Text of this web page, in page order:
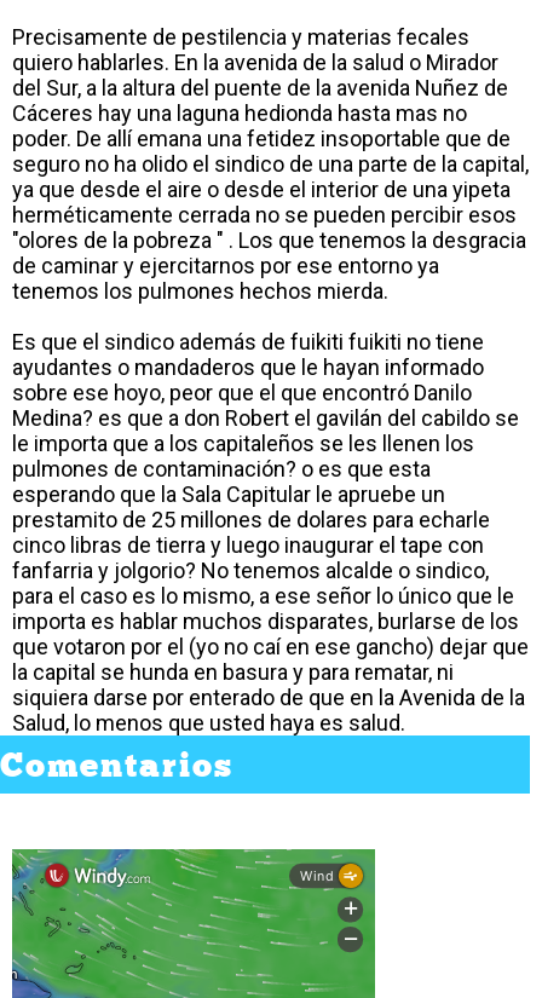
Precisamente de pestilencia y materias fecales
quiero hablarles. En la avenida de la salud o Mirador
del Sur, a la altura del puente de la avenida Nuñez de
Cáceres hay una laguna hedionda hasta mas no
poder. De allí emana una fetidez insoportable que de
seguro no ha olido el sindico de una parte de la capital,
ya que desde el aire o desde el interior de una yipeta
herméticamente cerrada no se pueden percibir esos
"olores de la pobreza " . Los que tenemos la desgracia
de caminar y ejercitarnos por ese entorno ya
tenemos los pulmones hechos mierda.
Es que el sindico además de fuikiti fuikiti no tiene
ayudantes o mandaderos que le hayan informado
sobre ese hoyo, peor que el que encontró Danilo
Medina? es que a don Robert el gavilán del cabildo se
le importa que a los capitaleños se les llenen los
pulmones de contaminación? o es que esta
esperando que la Sala Capitular le apruebe un
prestamito de 25 millones de dolares para echarle
cinco libras de tierra y luego inaugurar el tape con
fanfarria y jolgorio? No tenemos alcalde o sindico,
para el caso es lo mismo, a ese señor lo único que le
importa es hablar muchos disparates, burlarse de los
que votaron por el (yo no caí en ese gancho) dejar que
la capital se hunda en basura y para rematar, ni
siquiera darse por enterado de que en la Avenida de la
Salud, lo menos que usted haya es salud.
Comentarios